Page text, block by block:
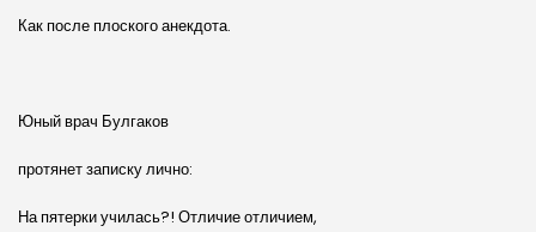
Как после плоского анекдота.
Юный врач Булгаков
протянет записку лично:
На пятерки училась?! Отличие отличием,